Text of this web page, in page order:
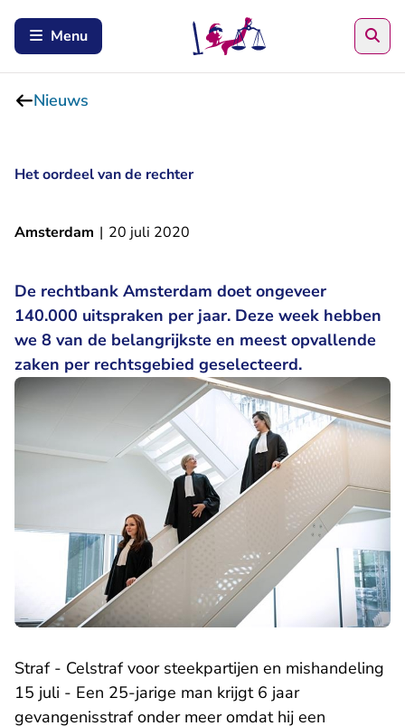
Menu
Nieuws
Het oordeel van de rechter
Amsterdam | 20 juli 2020
De rechtbank Amsterdam doet ongeveer
140.000 uitspraken per jaar. Deze week hebben
we 8 van de belangrijkste en meest opvallende
zaken per rechtsgebied geselecteerd.
​Straf - Celstraf voor steekpartijen en mishandeling
15 juli - Een 25-jarige man krijgt 6 jaar
gevangenisstraf onder meer omdat hij een